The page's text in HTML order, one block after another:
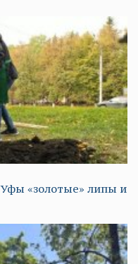
«золотые» липы и